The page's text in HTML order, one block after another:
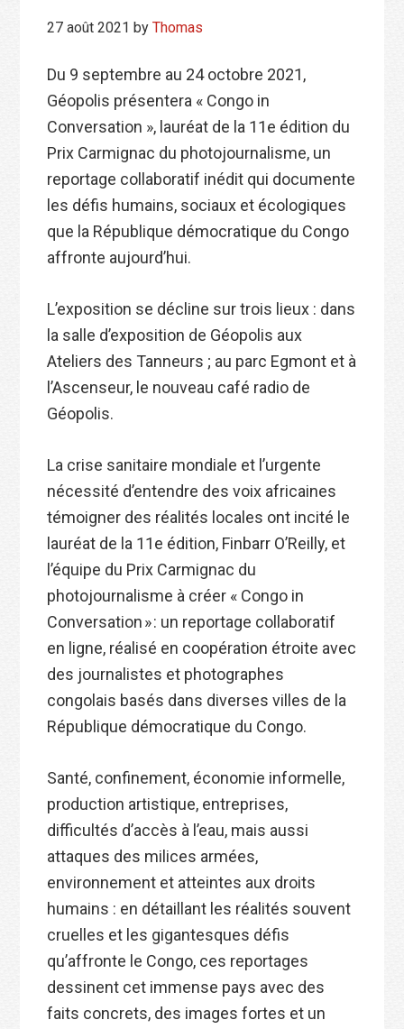
27 août 2021 byThomas
Du 9 septembre au 24 octobre 2021,
Géopolis présentera « Congo in
Conversation », lauréat de la 11e édition du
Prix Carmignac du photojournalisme, un
reportage collaboratif inédit qui documente
les défis humains, sociaux et écologiques
que la République démocratique du Congo
affronte aujourd’hui.
L’exposition se décline sur trois lieux : dans
la salle d’exposition de Géopolis aux
Ateliers des Tanneurs ; au parc Egmont et à
l’Ascenseur, le nouveau café radio de
Géopolis.
La crise sanitaire mondiale et l’urgente
nécessité d’entendre des voix africaines
témoigner des réalités locales ont incité le
lauréat de la 11e édition, Finbarr O’Reilly, et
l’équipe du Prix Carmignac du
photojournalisme à créer « Congo in
Conversation » : un reportage collaboratif
en ligne, réalisé en coopération étroite avec
des journalistes et photographes
congolais basés dans diverses villes de la
République démocratique du Congo.
Santé, confinement, économie informelle,
production artistique, entreprises,
difficultés d’accès à l’eau, mais aussi
attaques des milices armées,
environnement et atteintes aux droits
humains : en détaillant les réalités souvent
cruelles et les gigantesques défis
qu’affronte le Congo, ces reportages
dessinent cet immense pays avec des
faits concrets, des images fortes et un